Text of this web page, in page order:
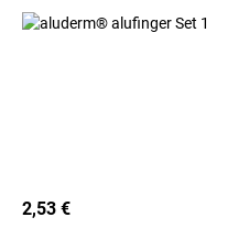
2,53 €